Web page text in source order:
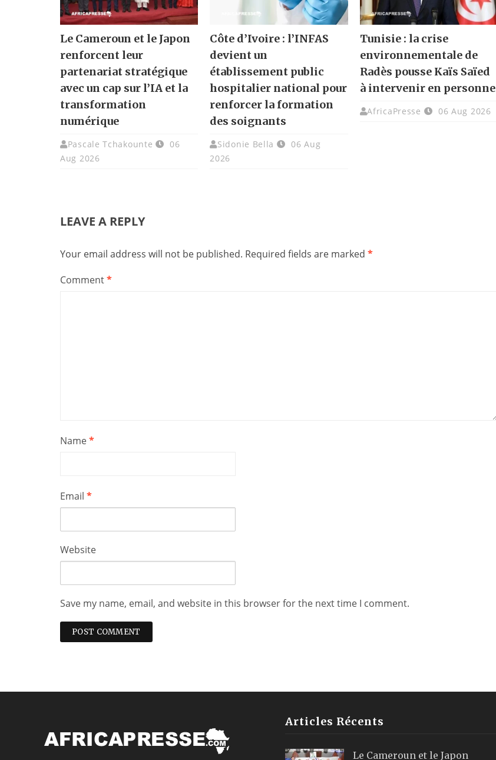
Le Cameroun et le Japon
renforcent leur
partenariat stratégique
avec un cap sur l’IA et la
transformation
numérique
Pascale Tchakounte
06
Aug 2026
Côte d’Ivoire : l’INFAS
devient un
établissement public
hospitalier national pour
renforcer la formation
des soignants
Sidonie Bella
06 Aug
2026
Tunisie : la crise
environnementale de
Radès pousse Kaïs Saïed
à intervenir en personne
AfricaPresse 06 Aug 2026
LEAVE A REPLY
Your email address will not be published. Required fields are marked *
Comment*
Name*
Email *
Website
Save my name, email, and website in this browser for the next time I comment.
Articles Récents
Le Cameroun et le Japon